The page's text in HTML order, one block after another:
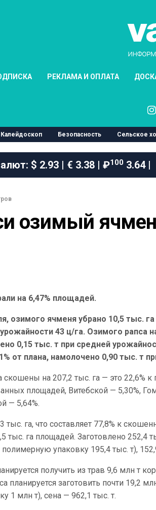
РЕКЛАМА И ОПЛАТА
Калейдоскоп Безопасность Сельское
$ 2.93 | € 3.38 | ₽1003.64 |
озимый
на 6,47% площадей.
озимого ячменя убрано 10,5 тыс.
43 ц/га. Озимого рапса
0,15 тыс. т при средней
от плана, намолочено 0,90 тыс. т
скошены на 207,2 тыс. га — это 22,6%
площадей, Витебской — 5,30%,
— 5,64%.
тыс. га, что составляет 77,8% к
тыс. га площадей. Заготовлено 252,4
упаковку 195,4 тыс. т),
получить из трав 9,6 млн т
планируется заготовить почти 19,2
1 млн т), сена — 962,1 тыс. т.